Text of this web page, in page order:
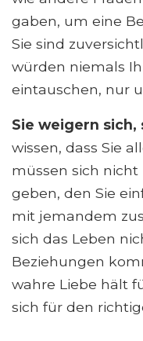
gaben, um eine
Sie sind
würden niemals
eintauschen, nur
Sie weigern sich,
wissen, dass Sie
müssen sich
geben, den Sie
mit jemandem
sich das Leben
Beziehungen
wahre Liebe hält
sich für den